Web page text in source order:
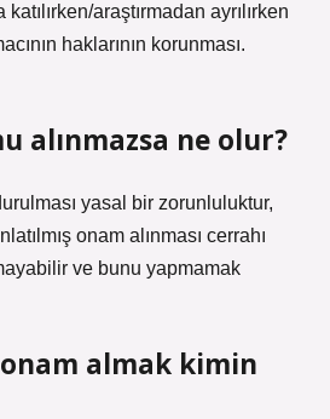
araştırmadan ayrılırken
haklarının korunması.
alınmazsa ne olur?
yasal bir zorunluluktur,
onam alınması cerrahı
ve bunu yapmamak
almak kimin